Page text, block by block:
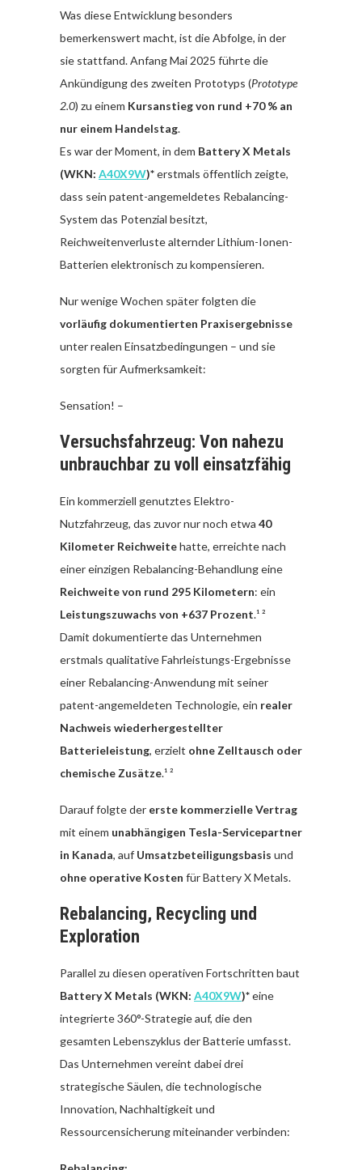
Was diese Entwicklung besonders
bemerkenswert macht, ist die Abfolge, in der
sie stattfand. Anfang Mai 2025 führte die
Ankündigung des zweiten Prototyps (Prototype
2.0) zu einem Kursanstieg von rund +70 % an
nur einem Handelstag.
Es war der Moment, in dem Battery X Metals
(WKN: A40X9W)*erstmals öffentlich zeigte,
dass sein patent-angemeldetes Rebalancing-
System das Potenzial besitzt,
Reichweitenverluste alternder Lithium-Ionen-
Batterien elektronisch zu kompensieren.
Nur wenige Wochen später folgten die
vorläufig dokumentierten Praxisergebnisse
unter realen Einsatzbedingungen – und sie
sorgten für Aufmerksamkeit:
Sensation! –
Versuchsfahrzeug: Von nahezu
unbrauchbar zu voll einsatzfähig
Ein kommerziell genutztes Elektro-
Nutzfahrzeug, das zuvor nur noch etwa 40
Kilometer Reichweitehatte, erreichte nach
einer einzigen Rebalancing-Behandlung eine
Reichweite von rund 295 Kilometern: ein
Leistungszuwachs von +637 Prozent.¹ ²
Damit dokumentierte das Unternehmen
erstmals qualitative Fahrleistungs-Ergebnisse
einer Rebalancing-Anwendung mit seiner
patent-angemeldeten Technologie, ein realer
Nachweis wiederhergestellter
Batterieleistung, erzielt ohne Zelltausch oder
chemische Zusätze.¹ ²
Darauf folgte der erste kommerzielle Vertrag
mit einem unabhängigen Tesla-Servicepartner
in Kanada, auf Umsatzbeteiligungsbasis und
ohne operative Kosten für Battery X Metals.
Rebalancing, Recycling und
Exploration
Parallel zu diesen operativen Fortschritten baut
Battery X Metals (WKN: A40X9W)*eine
integrierte 360°-Strategie auf, die den
gesamten Lebenszyklus der Batterie umfasst.
Das Unternehmen vereint dabei drei
strategische Säulen, die technologische
Innovation, Nachhaltigkeit und
Ressourcensicherung miteinander verbinden: